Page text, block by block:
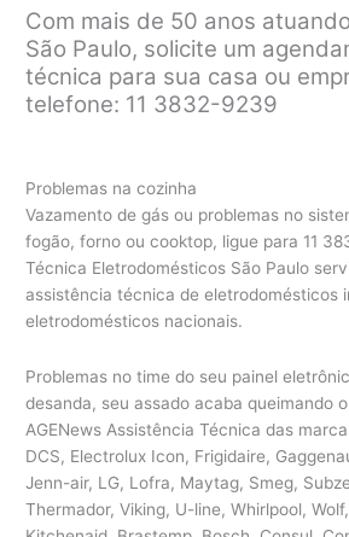
Com mais de 50 anos
São Paulo, solicite um
técnica para sua casa ou
telefone: 11 3832-9239
Problemas na cozinha
Vazamento de gás ou problemas no
fogão, forno ou cooktop, ligue para 11
Técnica Eletrodomésticos São Paulo
assistência técnica de eletrodomésticos
eletrodomésticos nacionais.
Problemas no time do seu painel
desanda, seu assado acaba queimando
AGENews Assistência Técnica das
DCS, Electrolux Icon, Frigidaire,
Jenn-air, LG, Lofra, Maytag, Smeg,
Thermador, Viking, U-line, Whirlpool,